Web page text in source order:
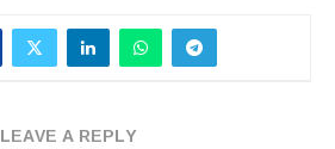
LEAVE A REPLY